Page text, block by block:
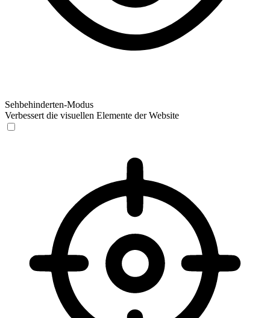
Sehbehinderten-Modus
Verbessert die visuellen Elemente der Website